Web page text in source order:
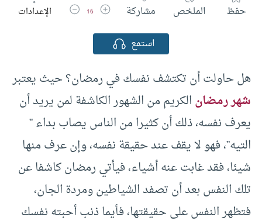
حفظ الملخص مشاركة زيادة حجم الخط
16 تقليل حجم الخط
الإعدادات
استمع
هل حاولت أن تكتشف نفسك في رمضان؟ حيث يعتبر
شهر رمضانالكريم من الشهور الكاشفة لمن يريد أن
يعرف نفسه، ذلك أن كثيرا من الناس يصاب بداء ”
التيه”، فهو لا يقف عند حقيقة نفسه، وإن عرف منها
شيئا، فقد غابت عنه أشياء، فيأتي رمضان كاشفا عن
تلك النفس بعد أن تصفد الشياطين ومردة الجان،
فتظهر النفس على حقيقتها، فأيما ذنب أحبته نفسك